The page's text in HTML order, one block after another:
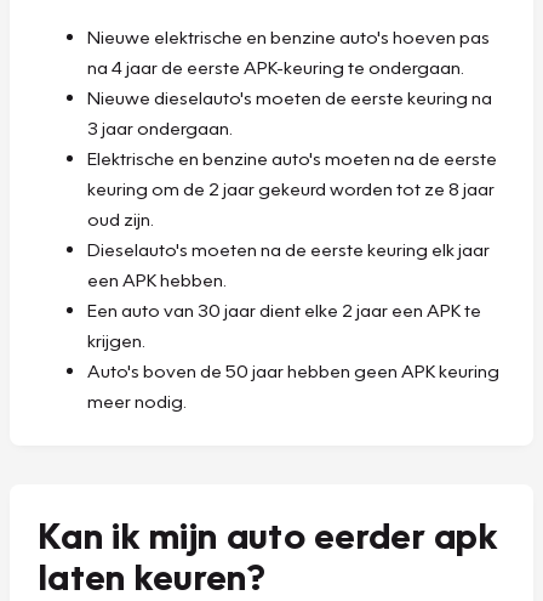
Nieuwe elektrische en benzine auto's hoeven pas
na 4 jaar de eerste APK-keuring te ondergaan.
Nieuwe dieselauto's moeten de eerste keuring na
3 jaar ondergaan.
Elektrische en benzine auto's moeten na de eerste
keuring om de 2 jaar gekeurd worden tot ze 8 jaar
oud zijn.
Dieselauto's moeten na de eerste keuring elk jaar
een APK hebben.
Een auto van 30 jaar dient elke 2 jaar een APK te
krijgen.
Auto's boven de 50 jaar hebben geen APK keuring
meer nodig.
Kan ik mijn auto eerder apk
laten keuren?